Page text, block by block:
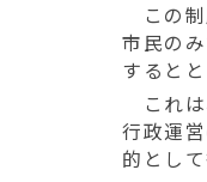
この制
市民の
すると
これは
行政運
的とし